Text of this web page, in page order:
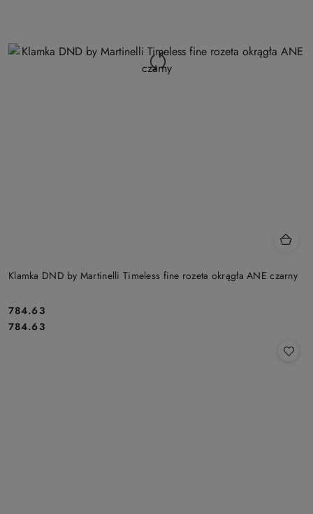
Klamka DND by Martinelli Timeless fine rozeta okrągła ANE czarny
Cena:
784.63
Cena:
784.63